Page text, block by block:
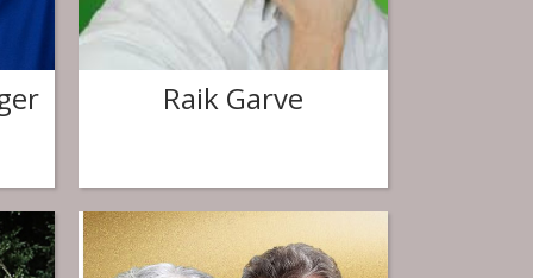
Raik Garve